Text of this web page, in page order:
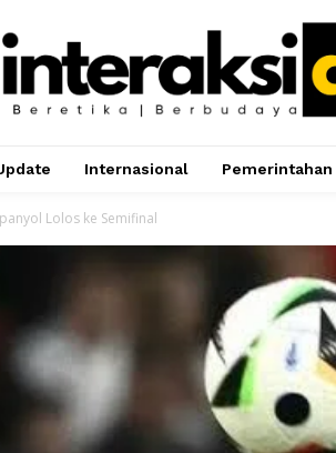
Internasional Pemerintahan
Lolos ke Semifinal